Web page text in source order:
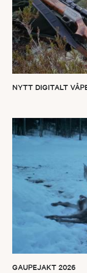
NYTT DIGITALT
GAUPEJAKT 2026